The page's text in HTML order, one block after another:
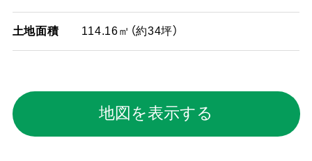
土地面積 114.16㎡（約34坪）
地図を表示する